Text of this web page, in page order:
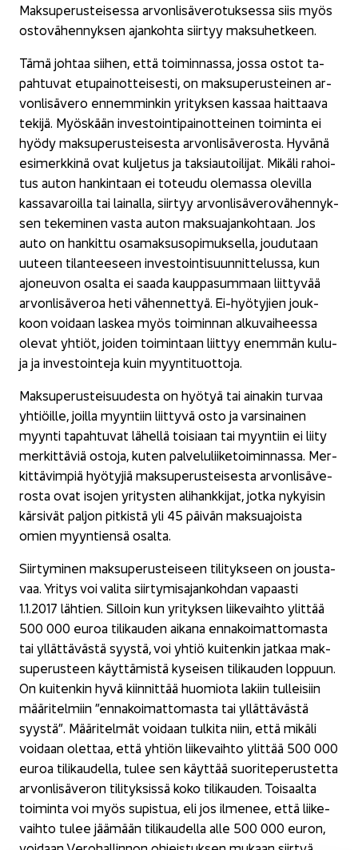
Maksu­perusteisessa ar­von­li­sä­ve­ro­tuk­ses­sa siis myös
os­to­vä­hen­nyk­sen ajan­koh­ta siir­tyy mak­su­het­keen.
Tämä joh­taa sii­hen, että toi­min­nas­sa, jossa ostot ta­
pah­tu­vat etu­pai­not­tei­ses­ti, on mak­su­pe­rus­tei­nen ar­
von­li­sä­ve­ro en­nem­min­kin yri­tyk­sen kas­saa hait­taa­va
te­ki­jä. Myös­kään in­ves­toin­ti­pai­not­tei­nen toi­min­ta ei
hyödy mak­su­pe­rus­tei­ses­ta ar­von­li­sä­ve­ros­ta. Hy­vä­nä
esi­merk­ki­nä ovat kul­je­tus ja tak­si­au­toi­li­jat. Mi­kä­li ra­hoi­
tus auton han­kin­taan ei to­teu­du ole­mas­sa ole­vil­la
kas­sa­va­roil­la tai lai­nal­la, siir­tyy ar­von­li­sä­ve­ro­vä­hen­nyk­
sen te­ke­mi­nen vasta auton mak­sua­jan­koh­taan. Jos
auto on han­kit­tu osa­mak­suso­pi­muk­sel­la, jou­du­taan
uu­teen ti­lan­tee­seen in­ves­toin­ti­suun­nit­te­lus­sa, kun
ajo­neu­von osal­ta ei saada kaup­pa­sum­maan liit­ty­vää
ar­von­li­sä­ve­roa heti vä­hen­net­tyä. Ei-​hyötyjien jouk­
koon voi­daan las­kea myös toi­min­nan al­ku­vai­hees­sa
ole­vat yh­tiöt, joi­den toi­min­taan liit­tyy enem­män ku­lu­
ja ja in­ves­toin­te­ja kuin myyn­ti­tuot­to­ja.
Mak­su­pe­rus­tei­suu­des­ta on hyö­tyä tai ai­na­kin tur­vaa
yh­tiöil­le, joil­la myyn­tiin liit­ty­vä osto ja var­si­nai­nen
myyn­ti ta­pah­tu­vat lä­hel­lä toi­si­aan tai myyn­tiin ei liity
mer­kit­tä­viä os­to­ja, kuten pal­ve­lu­lii­ke­toi­min­nas­sa. Mer­
kit­tä­vim­piä hyö­ty­jiä mak­su­pe­rus­tei­ses­ta ar­von­li­sä­ve­
ros­ta ovat iso­jen yri­tys­ten ali­hank­ki­jat, jotka ny­kyi­sin
kär­si­vät pal­jon pit­kis­tä yli 45 päi­vän mak­sua­jois­ta
omien myyn­tien­sä osal­ta.
Siir­ty­mi­nen mak­su­pe­rus­tei­seen ti­li­tyk­seen on jous­ta­
vaa. Yri­tys voi va­li­ta siir­ty­mi­sa­jan­koh­dan va­paas­ti
1.1.2017 läh­tien. Sil­loin kun yri­tyk­sen lii­ke­vaih­to ylit­tää
500 000 euroa ti­li­kau­den ai­ka­na en­na­koi­mat­to­mas­ta
tai yl­lät­tä­väs­tä syys­tä, voi yhtiö kui­ten­kin jat­kaa mak­
su­pe­rus­teen käyt­tä­mis­tä ky­sei­sen ti­li­kau­den lop­puun.
On kui­ten­kin hyvä kiin­nit­tää huo­mio­ta la­kiin tul­lei­siin
mää­ri­tel­miin ”en­na­koi­mat­to­mas­ta tai yl­lät­tä­väs­tä
syys­tä”. Mää­ri­tel­mät voi­daan tul­ki­ta niin, että mi­kä­li
voi­daan olet­taa, että yh­tiön lii­ke­vaih­to ylit­tää 500 000
euroa ti­li­kau­del­la, tulee sen käyt­tää suo­ri­te­pe­rus­tet­ta
ar­von­li­sä­ve­ron ti­li­tyk­sis­sä koko ti­li­kau­den. Toi­saal­ta
toi­min­ta voi myös su­pis­tua, eli jos il­me­nee, että lii­ke­
vaih­to tulee jää­mään ti­li­kau­del­la alle 500 000 euron,